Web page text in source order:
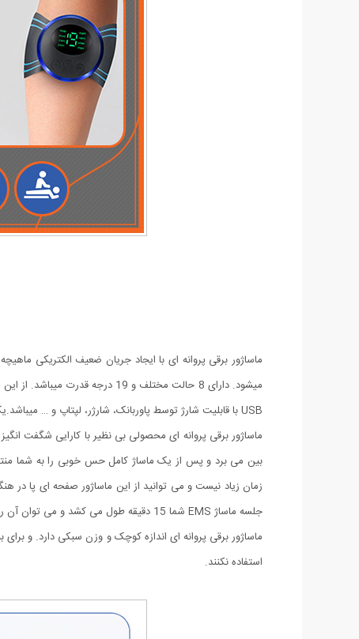
ماساژور برقی پروانه ای با ایجاد جریان ضعیف الکتریکی
میشود. دارای 8 حالت مختلف و
USB با قابلیت شارژ توسط پاوربانک، شارژر، لپتاپ و … میباشد.یک هدیه بی نظیر و کاربردی برای تمامی افرادی که دوستشان دارید.
زمان زیاد نیست و می توانید از این ماساژور صفحه ای پا در
جلسه ماساژ EMS شما 15 دقیقه طول می کشد و می توان آن را از راحتی در خانه انجام داد.
ماساژور برقی پروانه ای اندازه کوچک و وزن سبکی دارد. و
استفاده نکنند.